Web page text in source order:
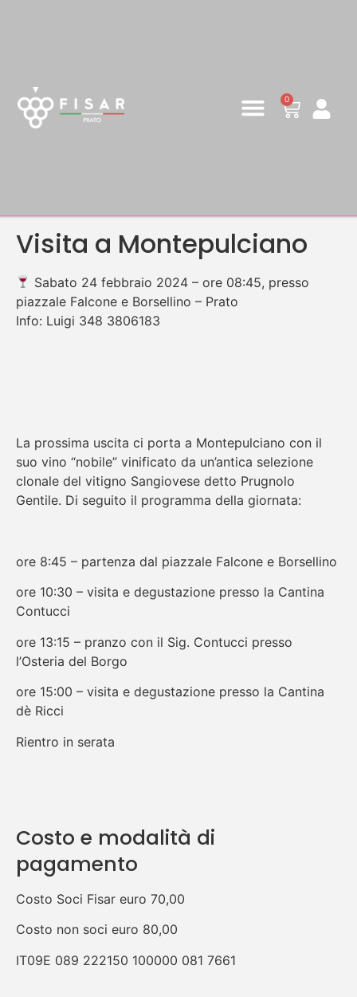
0
Visita a Montepulciano
Sabato 24 febbraio 2024 – ore 08:45, presso
piazzale Falcone e Borsellino – Prato
Info: Luigi 348 3806183
La prossima uscita ci porta a Montepulciano con il
suo vino “nobile” vinificato da un’antica selezione
clonale del vitigno Sangiovese detto Prugnolo
Gentile. Di seguito il programma della giornata:
ore 8:45 – partenza dal piazzale Falcone e Borsellino
ore 10:30 – visita e degustazione presso la Cantina
Contucci
ore 13:15 – pranzo con il Sig. Contucci presso
l’Osteria del Borgo
ore 15:00 – visita e degustazione presso la Cantina
dè Ricci
Rientro in serata
Costo e modalità di
pagamento
Costo Soci Fisar euro 70,00
Costo non soci euro 80,00
IT09E 089 222150 100000 081 7661